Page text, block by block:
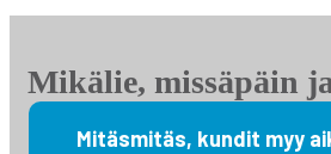
Mikälie, missäpäin
Mitäsmitäs, kundit myy